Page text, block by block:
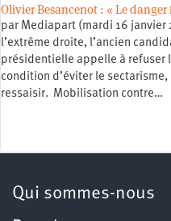
Olivier Besancenot : « Le
par Mediapart (mardi 16 janvier
l’extrême droite, l’ancien
présidentielle appelle à refuser
condition d’éviter le
ressaisir. Mobilisation contre…
Qui sommes-nous